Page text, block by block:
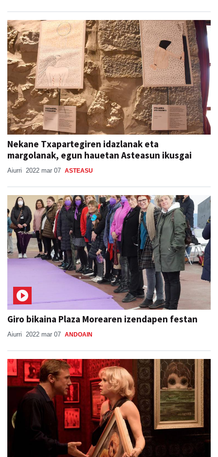
Nekane Txapartegiren idazlanak eta
margolanak, egun hauetan Asteasun ikusgai
Aiurri 2022 mar 07 ASTEASU
Giro bikaina Plaza Morearen izendapen festan
Aiurri 2022 mar 07 ANDOAIN